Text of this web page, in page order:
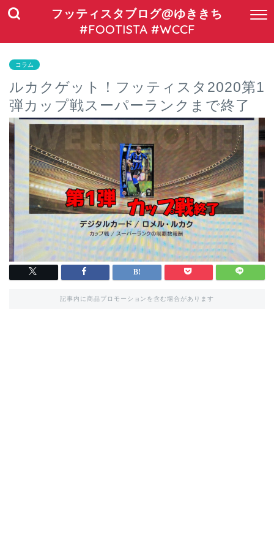
フッティスタブログ@ゆききち
#FOOTISTA #WCCF
コラム
ルカクゲット！フッティスタ2020第1
弾カップ戦スーパーランクまで終了
記事内に商品プロモーションを含む場合があります